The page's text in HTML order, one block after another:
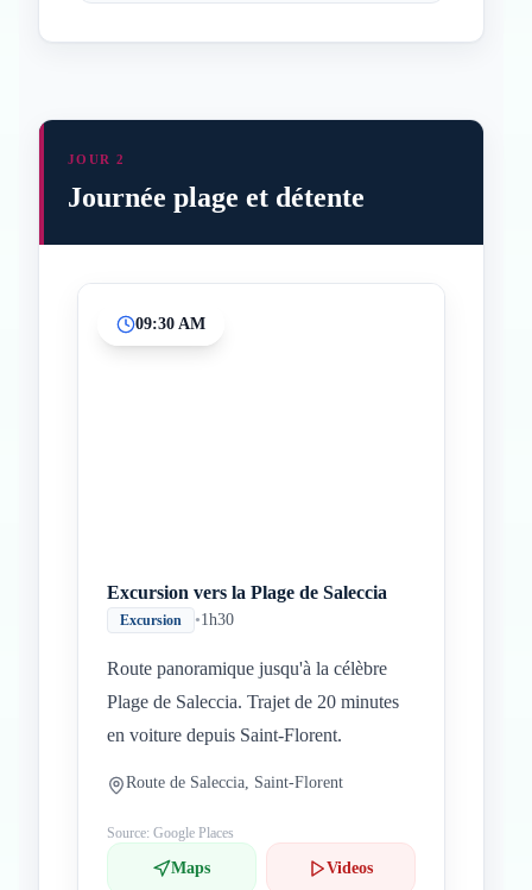
JOUR 2
Journée plage et détente
09:30 AM
Excursion vers la Plage de Saleccia
Excursion •1h30
Route panoramique jusqu'à la célèbre
Plage de Saleccia. Trajet de 20 minutes
en voiture depuis Saint-Florent.
Route de Saleccia, Saint-Florent
Source: Google Places
Maps Videos